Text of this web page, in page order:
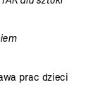
prac dzieci